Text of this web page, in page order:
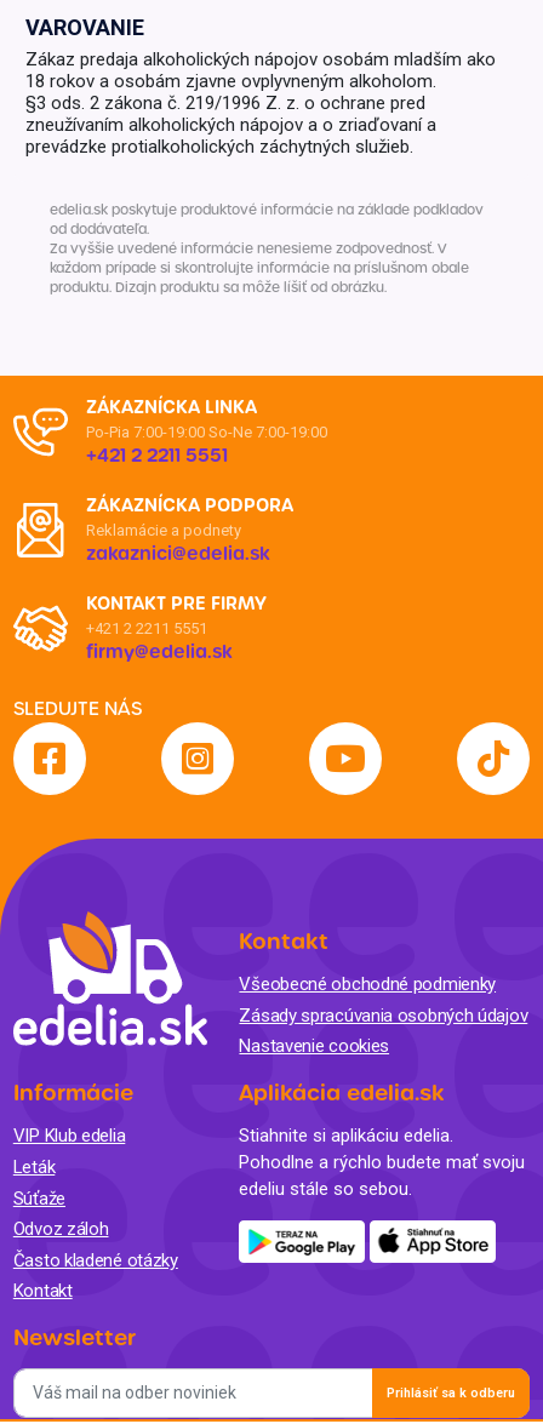
VAROVANIE
Zákaz predaja alkoholických nápojov osobám mladším ako
18 rokov a osobám zjavne ovplyvneným alkoholom.
§3 ods. 2 zákona č. 219/1996 Z. z. o ochrane pred
zneužívaním alkoholických nápojov a o zriaďovaní a
prevádzke protialkoholických záchytných služieb.
edelia.sk poskytuje produktové informácie na základe podkladov
od dodávateľa.
Za vyššie uvedené informácie nenesieme zodpovednosť. V
každom prípade si skontrolujte informácie na príslušnom obale
produktu. Dizajn produktu sa môže líšiť od obrázku.
ZÁKAZNÍCKA LINKA
Po-Pia 7:00-19:00 So-Ne 7:00-19:00
+421 2 2211 5551
ZÁKAZNÍCKA PODPORA
Reklamácie a podnety
zakaznici@edelia.sk
KONTAKT PRE FIRMY
+421 2 2211 5551
firmy@edelia.sk
SLEDUJTE NÁS
Kontakt
Všeobecné obchodné podmienky
Zásady spracúvania osobných údajov
Nastavenie cookies
Informácie
VIP Klub edelia
Leták
Súťaže
Odvoz záloh
Často kladené otázky
Kontakt
Aplikácia edelia.sk
Stiahnite si aplikáciu edelia.
Pohodlne a rýchlo budete mať svoju
edeliu stále so sebou.
Newsletter
Prihlásiť sa k odberu